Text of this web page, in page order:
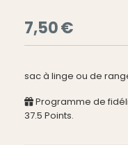
7,50€
sac à linge ou de
Programme de
37.5 Points.